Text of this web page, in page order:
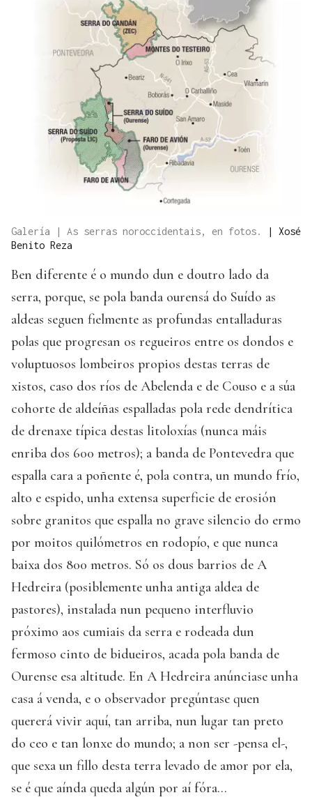
Galería | As serras noroccidentais, en fotos. | Xosé
Benito Reza
Ben diferente é o mundo dun e doutro lado da
serra, porque, se pola banda ourensá do Suído as
aldeas seguen fielmente as profundas entalladuras
polas que progresan os regueiros entre os dondos e
voluptuosos lombeiros propios destas terras de
xistos, caso dos ríos de Abelenda e de Couso e a súa
cohorte de aldeíñas espalladas pola rede dendrítica
de drenaxe típica destas litoloxías (nunca máis
enriba dos 600 metros); a banda de Pontevedra que
espalla cara a poñente é, pola contra, un mundo frío,
alto e espido, unha extensa superficie de erosión
sobre granitos que espalla no grave silencio do ermo
por moitos quilómetros en rodopío, e que nunca
baixa dos 800 metros. Só os dous barrios de A
Hedreira (posiblemente unha antiga aldea de
pastores), instalada nun pequeno interfluvio
próximo aos cumiais da serra e rodeada dun
fermoso cinto de bidueiros, acada pola banda de
Ourense esa altitude. En A Hedreira anúnciase unha
casa á venda, e o observador pregúntase quen
quererá vivir aquí, tan arriba, nun lugar tan preto
do ceo e tan lonxe do mundo; a non ser -pensa el-,
que sexa un fillo desta terra levado de amor por ela,
se é que aínda queda algún por aí fóra...